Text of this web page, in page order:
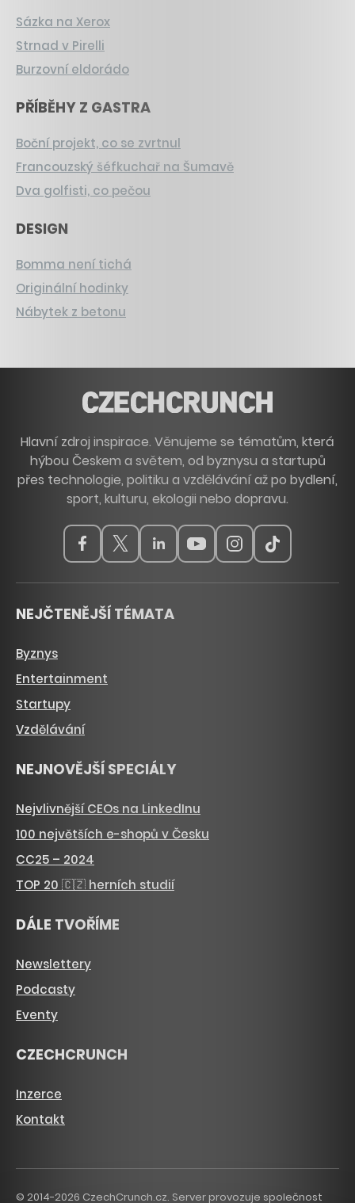
Sázka na Xerox
Strnad v Pirelli
Burzovní eldorádo
PŘÍBĚHY Z GASTRA
Boční projekt, co se zvrtnul
Francouzský šéfkuchař na Šumavě
Dva golfisti, co pečou
DESIGN
Bomma není tichá
Originální hodinky
Nábytek z betonu
Hlavní zdroj inspirace. Věnujeme se tématům, která
hýbou Českem a světem, od byznysu a startupů
přes technologie, politiku a vzdělávání až po bydlení,
sport, kulturu, ekologii nebo dopravu.
NEJČTENĚJŠÍ TÉMATA
Byznys
Entertainment
Startupy
Vzdělávání
NEJNOVĚJŠÍ SPECIÁLY
Nejvlivnější CEOs na LinkedInu
100 největších e-shopů v Česku
CC25 – 2024
TOP 20 🇨🇿 herních studií
DÁLE TVOŘÍME
Newslettery
Podcasty
Eventy
CZECHCRUNCH
Inzerce
Kontakt
© 2014-2026 CzechCrunch.cz. Server provozuje společnost